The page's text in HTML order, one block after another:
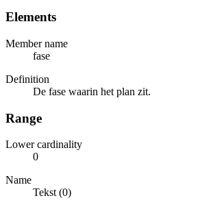
Elements
Member name
fase
Definition
De fase waarin het plan zit.
Range
Lower cardinality
0
Name
Tekst (0)